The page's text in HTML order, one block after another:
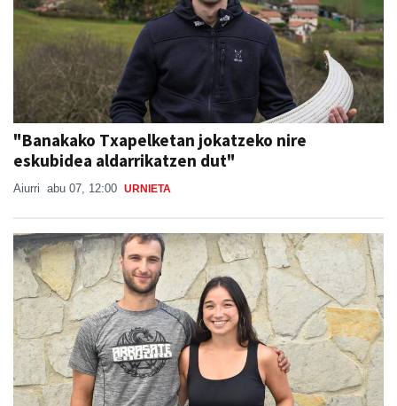
"Banakako Txapelketan jokatzeko nire
eskubidea aldarrikatzen dut"
Aiurri abu 07, 12:00 URNIETA